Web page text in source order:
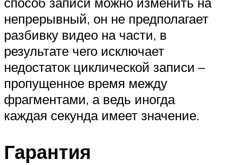
непрерывный, он не предполагает
разбивку видео на части, в
результате чего исключает
недостаток циклической записи –
пропущенное время между
фрагментами, а ведь иногда
каждая секунда имеет значение.
Гарантия